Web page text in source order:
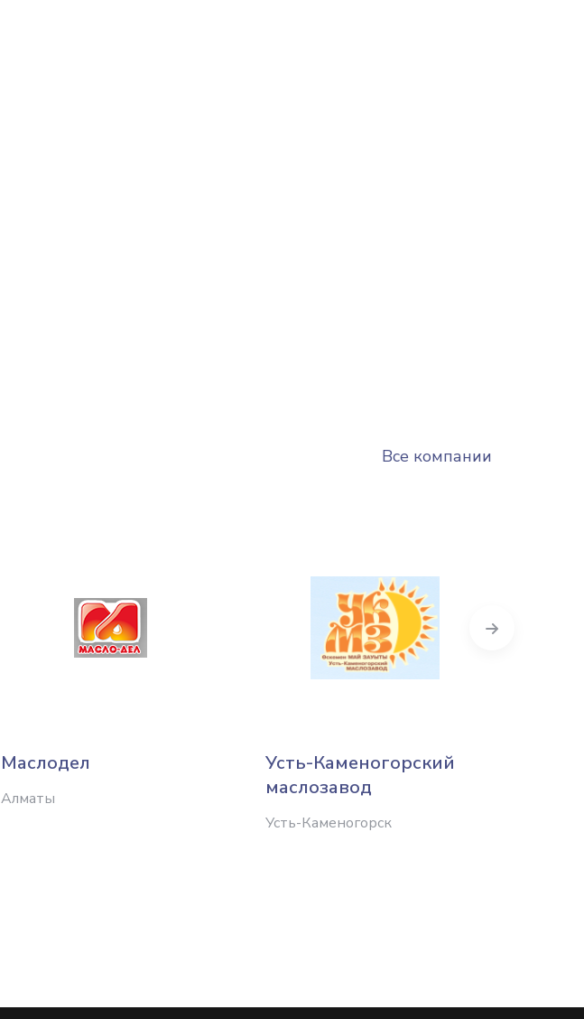
Все компании
Маслодел
Алматы
Усть-Каменогорский
маслозавод
Усть-Каменогорск